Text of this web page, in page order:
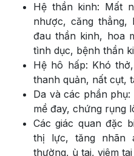
Hệ thần kinh: Mất
nhược, căng thẳng,
đau thần kinh, hoa
tình dục, bệnh thần
Hệ hô hấp: Khó
thanh quản, nất cụt,
Da và các phần
mề đay, chứng rụng
Các giác quan đặc
thị lực, tăng nhãn
thường, ù tai, viêm tai